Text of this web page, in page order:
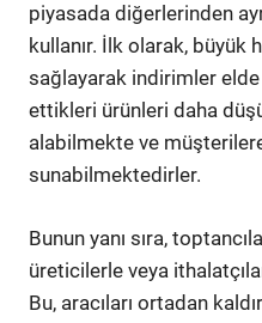
piyasada diğerlerinden
kullanır. İlk olarak, büyük
sağlayarak indirimler
ettikleri ürünleri daha
alabilmekte ve
sunabilmektedirler.
Bunun yanı sıra,
üreticilerle veya
Bu, aracıları ortadan